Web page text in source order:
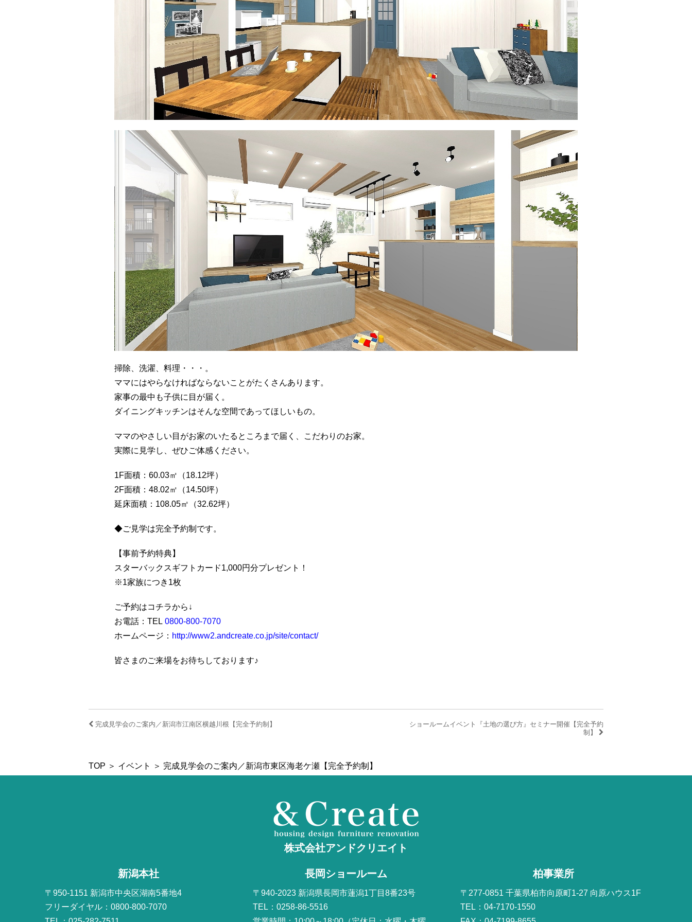
掃除、洗濯、料理・・・。
ママにはやらなければならないことがたくさんあります。
家事の最中も子供に目が届く。
ダイニングキッチンはそんな空間であってほしいもの。
ママのやさしい目がお家のいたるところまで届く、こだわりのお家。
実際に見学し、ぜひご体感ください。
1F面積：60.03㎡（18.12坪）
2F面積：48.02㎡（14.50坪）
延床面積：108.05㎡（32.62坪）
◆ご見学は完全予約制です。
【事前予約特典】
スターバックスギフトカード1,000円分プレゼント！
※1家族につき1枚
ご予約はコチラから↓
お電話：TEL 0800-800-7070
ホームページ： http://www2.andcreate.co.jp/site/contact/
皆さまのご来場をお待ちしております♪
完成見学会のご案内／新潟市江南区横越川根【完全予約制】
ショールームイベント『土地の選び方』セミナー開催【完全予約
制】
TOP ＞ イベント ＞ 完成見学会のご案内／新潟市東区海老ケ瀬【完全予約制】
株式会社アンドクリエイト
新潟本社
〒950-1151 新潟市中央区湖南5番地4
フリーダイヤル：0800-800-7070
長岡ショールーム
〒940-2023 新潟県長岡市蓮潟1丁目8番23号
TEL：0258-86-5516
柏事業所
〒277-0851 千葉県柏市向原町1-27 向原ハウス1F
TEL：04-7170-1550